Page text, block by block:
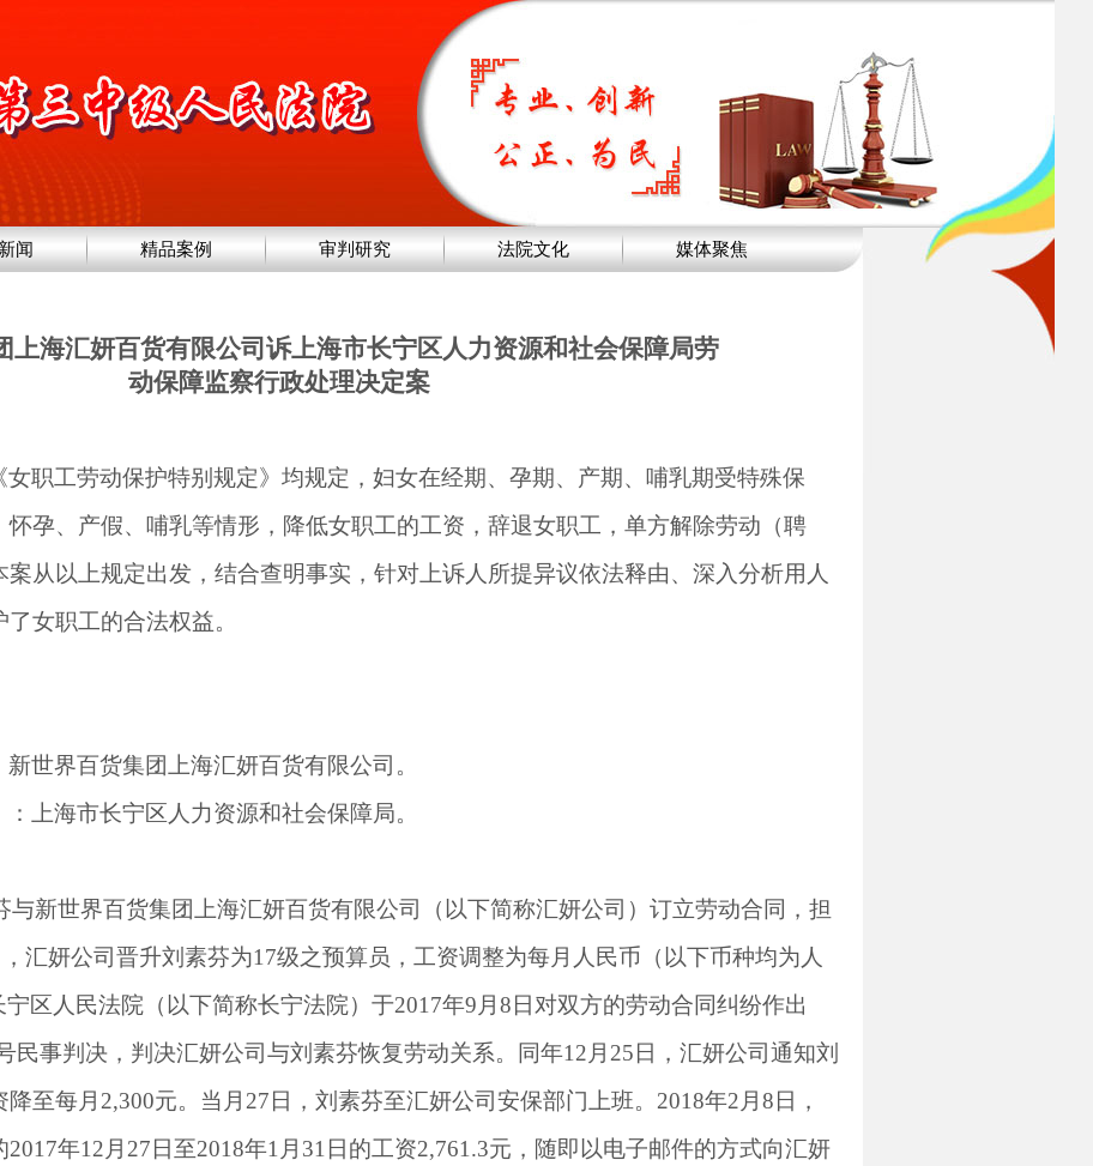
闻 精品案例 审判研究 法院文化 媒体聚焦
上海汇妍百货有限公司诉上海市长宁区人力资源和社会保障局劳
动保障监察行政处理决定案
女职工劳动保护特别规定》均规定，妇女在经期、孕期、产期、哺乳期受特殊保
孕、产假、哺乳等情形，降低女职工的工资，辞退女职工，单方解除劳动（聘
案从以上规定出发 ，结合查明事实，针对上诉人所提异议依法释由、深入分析用人
女职工的合法权益。
新世界百货集团上海汇妍百货有限公司。
上海市长宁区人力资源和社会保障局。
与新世界百货集团上海汇妍百货有限公司（以下简称汇妍公司）订立劳动合同，担
，汇妍公司晋升刘素芬为17级之预算员，工资调整为每月人民币（以下币种均为人
宁区人民法院（以下简称长宁法院）于2017年9 月 8 日对双方的劳动合同纠纷作出
民事判决，判决汇妍公司与刘素芬恢复劳动关系。同年12 月 25 日，汇妍公司通知刘
至每月 2,300元。当月 27 日，刘素芬至汇妍公司安保部门上班。 2018年2 月 8 日，
2017年12 月 27 日至2018年1 月 31 日的工资2,761.3元，随即以电子邮件的方式向汇妍